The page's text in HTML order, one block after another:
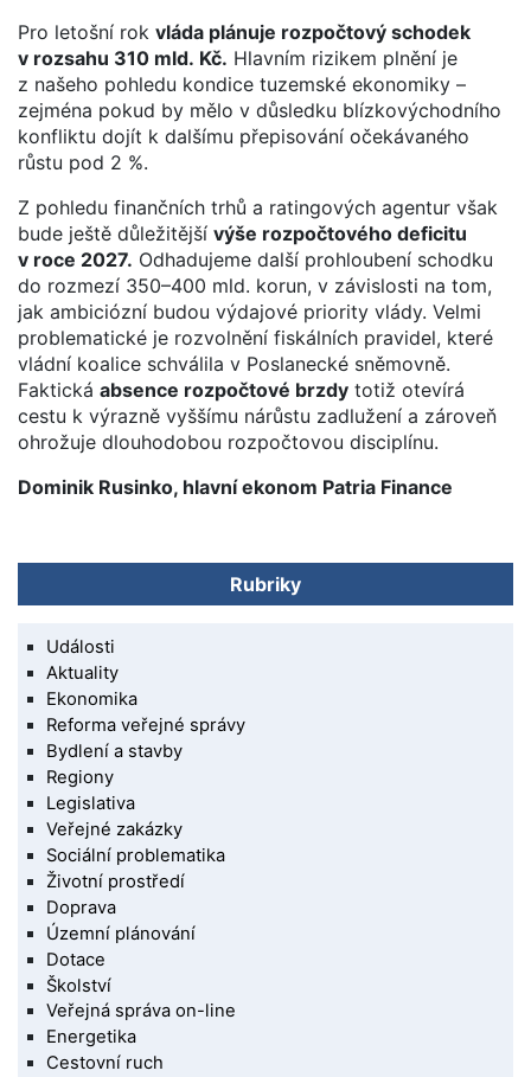
Pro letošní rok vláda plánuje rozpočtový schodek
v rozsahu 310 mld. Kč. Hlavním rizikem plnění je
z našeho pohledu kondice tuzemské ekonomiky –
zejména pokud by mělo v důsledku blízkovýchodního
konfliktu dojít k dalšímu přepisování očekávaného
růstu pod 2 %.
Z pohledu finančních trhů a ratingových agentur však
bude ještě důležitější výše rozpočtového deficitu
v roce 2027. Odhadujeme další prohloubení schodku
do rozmezí 350–400 mld. korun, v závislosti na tom,
jak ambiciózní budou výdajové priority vlády. Velmi
problematické je rozvolnění fiskálních pravidel, které
vládní koalice schválila v Poslanecké sněmovně.
Faktická absence rozpočtové brzdy totiž otevírá
cestu k výrazně vyššímu nárůstu zadlužení a zároveň
ohrožuje dlouhodobou rozpočtovou disciplínu.
Dominik Rusinko, hlavní ekonom Patria Finance
Rubriky
Události
Aktuality
Ekonomika
Reforma veřejné správy
Bydlení a stavby
Regiony
Legislativa
Veřejné zakázky
Sociální problematika
Životní prostředí
Doprava
Územní plánování
Dotace
Školství
Veřejná správa on-line
Energetika
Cestovní ruch